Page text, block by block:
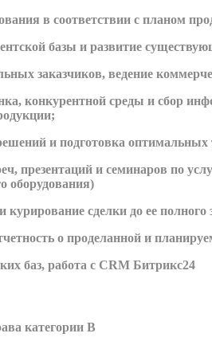
в соответствии с планом
базы и развитие
заказчиков, ведение
конкурентной среды и сбор
и подготовка оптимальных
презентаций и семинаров по
оборудования)
сделки до ее
о проделанной и
баз, работа с CRM Битрикс24
категории B